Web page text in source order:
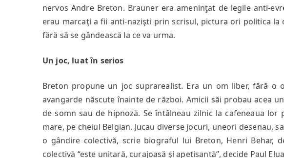
nervos Andre Breton. Brauner era ameninţat de legile anti-
erau marcaţi a fii anti-nazişti prin scrisul, pictura ori politica la
fără să se gândească la ce va urma.
Un joc, luat în serios
Breton propune un joc suprarealist. Era un om liber, fără o
avangarde născute înainte de război. Amicii săi probau acea
de somn sau de hipnoză. Se întâlneau zilnic la cafeneaua lor
mare, pe cheiul Belgian. Jucau diverse jocuri, uneori desenau,
o gândire colectivă, scrie biograful lui Breton, Henri Behar,
colectivă “este unitară, curajoasă şi apetisantă”, decide Paul